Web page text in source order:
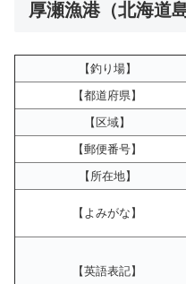
厚瀬漁港（北海道
【釣り場】
【都道府県】
【区域】
【郵便番号】
【所在地】
【よみがな】
【英語表記】